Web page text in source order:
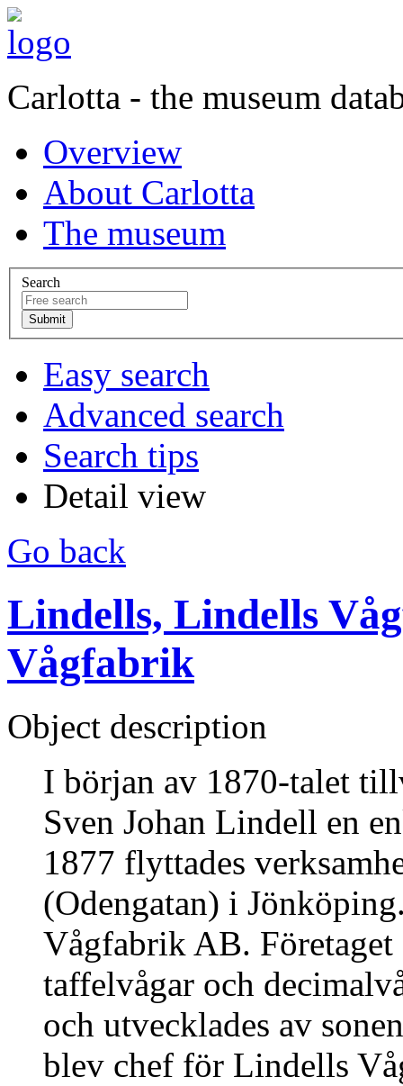
Carlotta - the museum
Overview
About Carlotta
The museum
Search
Easy search
Advanced search
Search tips
Detail view
Go back
Lindells, Lindells
Vågfabrik
Object description
I början av 1870-talet
Sven Johan Lindell en
1877 flyttades
(Odengatan) i
Vågfabrik AB. Företaget
taffelvågar och
och utvecklades av
blev chef för Lindells